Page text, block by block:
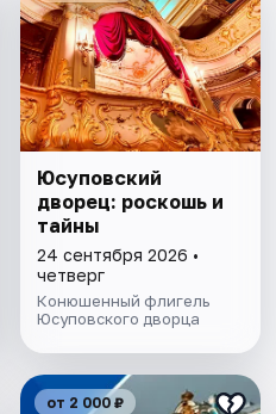
Юсуповский
дворец: роскошь и
тайны
24 сентября 2026 •
четверг
Конюшенный флигель
Юсуповского дворца
от 2 000 ₽